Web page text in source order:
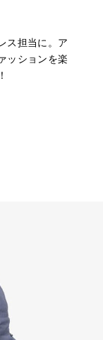
ス担当に。ア
ッションを楽